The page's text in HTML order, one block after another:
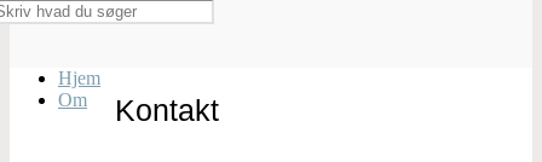
Kontakt
Hjem
Om